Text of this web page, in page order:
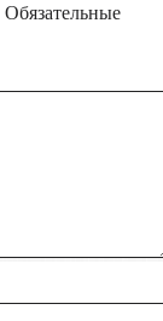
Обязательные